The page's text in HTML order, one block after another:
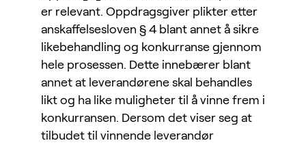
er relevant. Oppdragsgiver plikter etter
anskaffelsesloven § 4 blant annet å sikre
likebehandling og konkurranse gjennom
hele prosessen. Dette innebærer blant
annet at leverandørene skal behandles
likt og ha like muligheter til å vinne frem i
konkurransen. Dersom det viser seg at
tilbudet til vinnende leverandør